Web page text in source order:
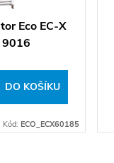
Eco EC-X
DO KOŠÍKU
Kód: ECO_ECX60185